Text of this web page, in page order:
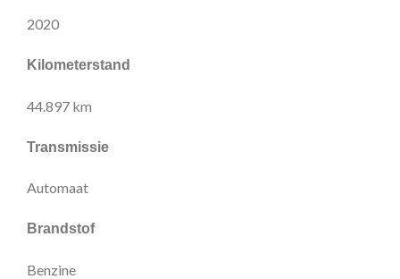
2020
Kilometerstand
44.897 km
Transmissie
Automaat
Brandstof
Benzine